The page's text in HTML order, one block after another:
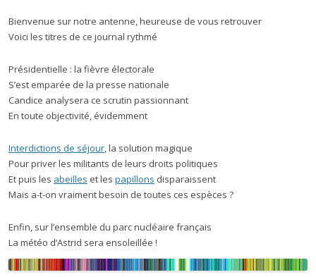
Bienvenue sur notre antenne, heureuse de vous retrouver
Voici les titres de ce journal rythmé
Présidentielle : la fièvre électorale
S’est emparée de la presse nationale
Candice analysera ce scrutin passionnant
En toute objectivité, évidemment
Interdictions de séjour, la solution magique
Pour priver les militants de leurs droits politiques
Et puis les abeilles et les papillons disparaissent
Mais a-t-on vraiment besoin de toutes ces espèces ?
Enfin, sur l’ensemble du parc nucléaire français
La météo d’Astrid sera ensoleillée !